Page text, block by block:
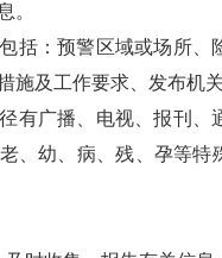
。
括：预警区域或场所
施及工作要求、发布机关
有广播、电视、报刊
、幼、病、残、孕等